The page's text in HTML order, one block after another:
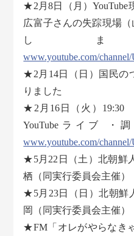
★2月8日（月）YouTube
広富子さんの失踪現場
し
www.youtube.com/
★2月14日（日）国民の
りました
★2月16日（火）19:30
YouTubeライブ ・
www.youtube.com/
★5月22日（土）北朝鮮
栖（同実行委員会主催
★5月23日（日）北朝鮮
岡（同実行委員会主催
★FM「オレがやらなき